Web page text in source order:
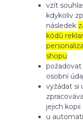
vzít
kdykoliv
následek
kódů
shopu
požadovat
osobní
vyžádat si
jejich kopii
u